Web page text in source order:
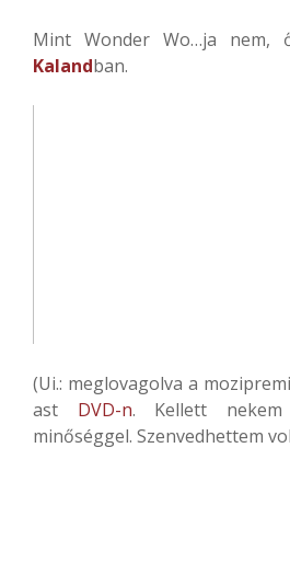
Mint Wonder Wo…ja
Kalandban.
(Ui.: meglovagolva a
ast DVD-n. Kellett nekem
minőséggel. Szenvedhettem